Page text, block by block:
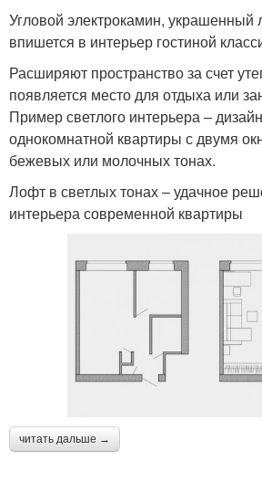
Угловой электрокамин, украшенный
впишется в интерьер гостиной
Расширяют пространство за счет
появляется место для отдыха или
Пример светлого интерьера –
однокомнатной квартиры с двумя
бежевых или молочных тонах.
Лофт в светлых тонах – удачное
интерьера современной квартиры
читать дальше →